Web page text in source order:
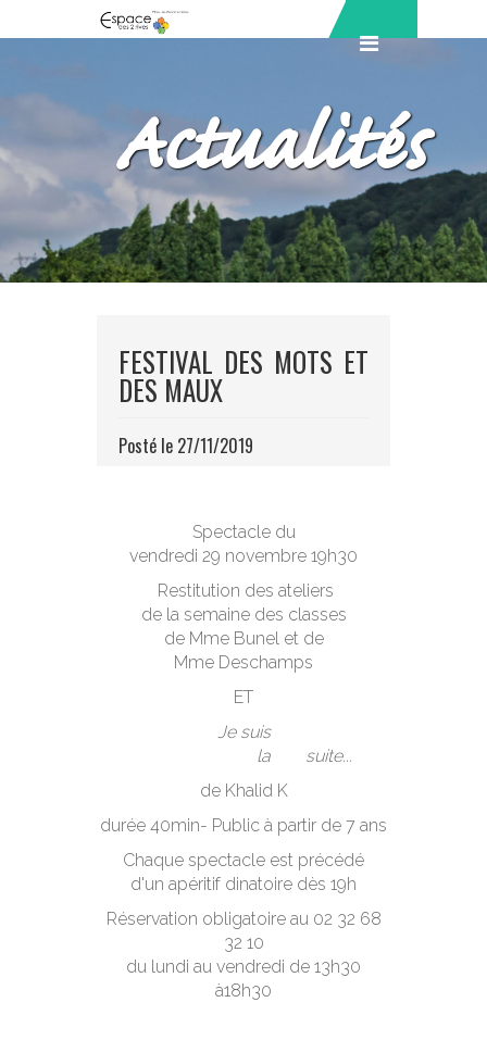
Actualités
FESTIVAL DES MOTS ET
DES MAUX
Posté le 27/11/2019
Spectacle du
vendredi 29 novembre 19h30
Restitution des ateliers
de la semaine des classes
de Mme Bunel et de
Mme Deschamps
ET
Je suis
la suite...
de Khalid K
durée 40min- Public à partir de 7 ans
Chaque spectacle est précédé
d'un apéritif dinatoire dès 19h
Réservation obligatoire au 02 32 68
32 10
du lundi au vendredi de 13h30
à18h30